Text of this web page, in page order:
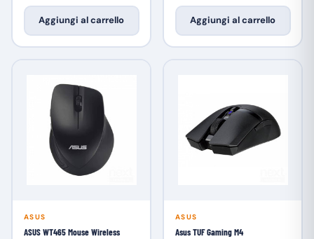
Aggiungi al carrello Aggiungi al carrello
ASUS
ASUS WT465 Mouse Wireless
ASUS
Asus TUF Gaming M4